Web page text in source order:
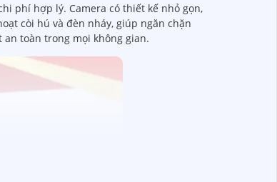
phí hợp lý. Camera có thiết kế nhỏ gọn,
còi hú và đèn nháy, giúp ngăn chặn
toàn trong mọi không gian.